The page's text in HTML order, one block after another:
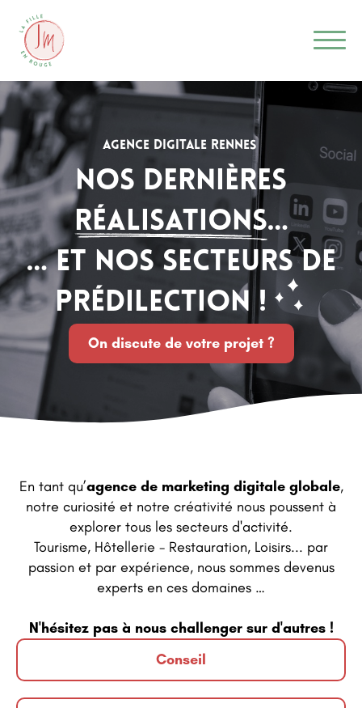
Agence Digitale Rennes
Nos dernières
réalisations…
… Et nos secteurs de
prédilection !
On discute de votre projet ?
En tant qu’agence de marketing digitale globale,
notre curiosité et notre créativité nous poussent à
explorer tous les secteurs d'activité.
Tourisme, Hôtellerie - Restauration, Loisirs... par
passion et par expérience, nous sommes devenus
experts en ces domaines …
N'hésitez pas à nous challenger sur d'autres !
Conseil